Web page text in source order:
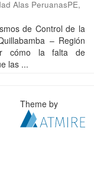
Alas PeruanasPE,
de Control de la
– Región
cómo la falta de
las ...
Theme by